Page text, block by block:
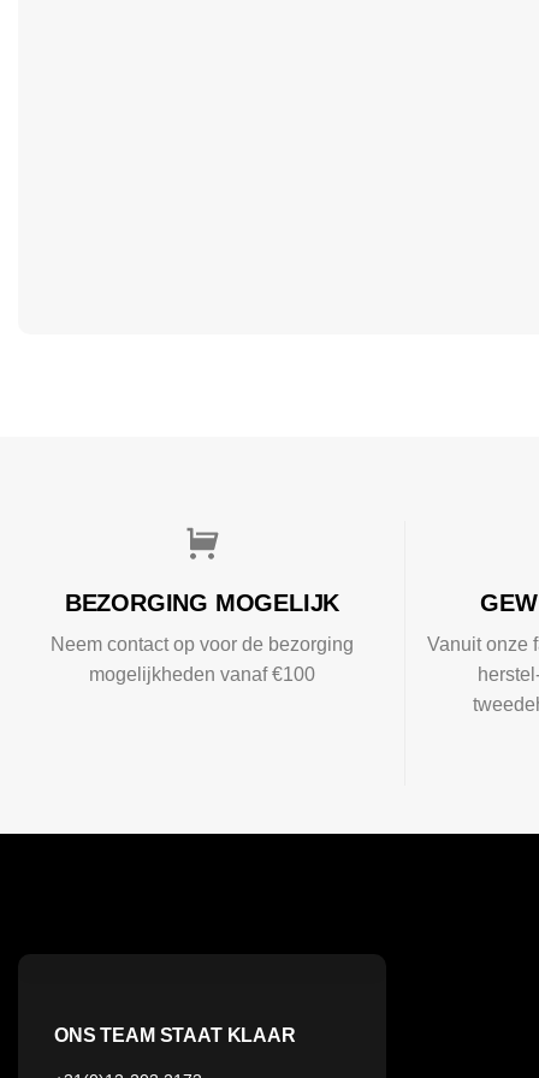
BEZORGING MOGELIJK
Neem contact op voor de bezorging
mogelijkheden vanaf €100
Vanuit onze
ONS TEAM STAAT KLAAR